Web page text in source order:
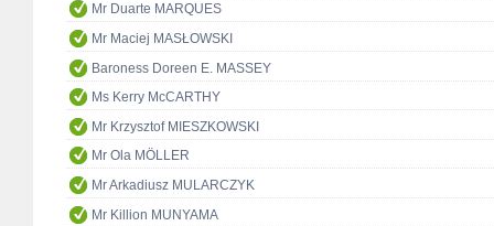
Mr Duarte MARQUES
Mr Maciej MASŁOWSKI
Baroness Doreen E. MASSEY
Ms Kerry McCARTHY
Mr Krzysztof MIESZKOWSKI
Mr Ola MÖLLER
Mr Arkadiusz MULARCZYK
Mr Killion MUNYAMA